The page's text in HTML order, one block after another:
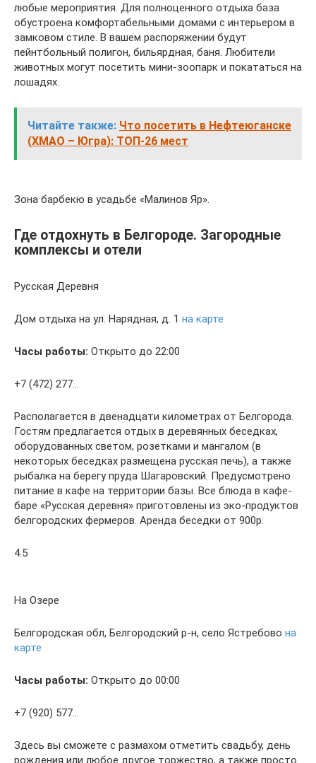
любые мероприятия. Для полноценного отдыха база
обустроена комфортабельными домами с интерьером в
замковом стиле. В вашем распоряжении будут
пейнтбольный полигон, бильярдная, баня. Любители
животных могут посетить мини-зоопарк и покататься на
лошадях.
Читайте также: Что посетить в Нефтеюганске
(ХМАО – Югра): ТОП-26 мест
Зона барбекю в усадьбе «Малинов Яр».
Где отдохнуть в Белгороде. Загородные
комплексы и отели
Русская Деревня
Дом отдыха на ул. Нарядная, д. 1 на карте
Часы работы: Открыто до 22:00
+7 (472) 277…
Располагается в двенадцати километрах от Белгорода.
Гостям предлагается отдых в деревянных беседках,
оборудованных светом, розетками и мангалом (в
некоторых беседках размещена русская печь), а также
рыбалка на берегу пруда Шагаровский. Предусмотрено
питание в кафе на территории базы. Все блюда в кафе-
баре «Русская деревня» приготовлены из эко-продуктов
белгородских фермеров. Аренда беседки от 900р.
4.5
На Озере
Белгородская обл, Белгородский р-н, село Ястребово на
карте
Часы работы: Открыто до 00:00
+7 (920) 577…
Здесь вы сможете с размахом отметить свадьбу, день
рождения или любое другое торжество, а также просто